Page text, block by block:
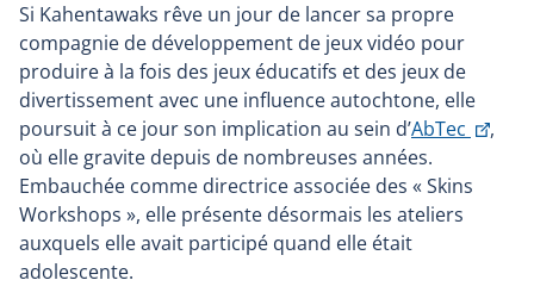
Si Kahentawaks rêve un jour de lancer sa propre
compagnie de développement de jeux vidéo pour
produire à la fois des jeux éducatifs et des jeux de
divertissement avec une influence autochtone, elle
poursuit à ce jour son implication au sein d’AbTec
Ce
,
où elle gravite depuis de nombreuses années.
Embauchée comme directrice associée des « Skins
Workshops », elle présente désormais les ateliers
auxquels elle avait participé quand elle était
adolescente.